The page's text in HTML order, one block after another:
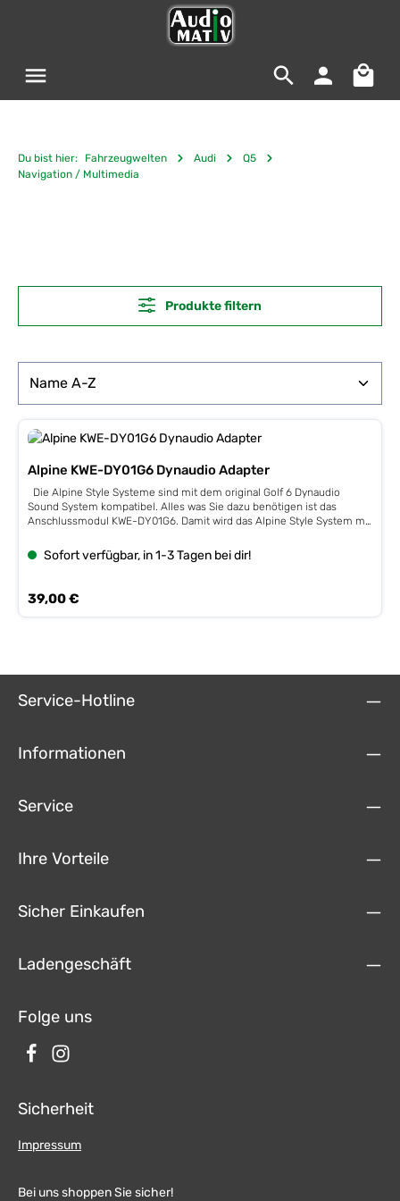
Du bist hier: Fahrzeugwelten Audi
Q5
Navigation / Multimedia
Produkte filtern
Alpine KWE-DY01G6 Dynaudio Adapter
Die Alpine Style Systeme sind mit dem original Golf 6 Dynaudio
Sound System kompatibel. Alles was Sie dazu benötigen ist das
Anschlussmodul KWE-DY01G6. Damit wird das Alpine Style System mit
System installiert ist sehen Sie an den Dynaudio Schriftzug an den
Lautsprechern bzw. Hochtönern. Ähnlich wie in der Abbildung.
Sofort verfügbar, in 1-3 Tagen bei dir!
Regulärer Preis:
39,00 €
Service-Hotline
Informationen
Service
Ihre Vorteile
Sicher Einkaufen
Ladengeschäft
Folge uns
Sicherheit
Impressum
Bei uns shoppen Sie sicher!